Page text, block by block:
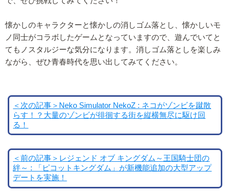
懐かしのキャラクターと懐かしの消しゴム落とし、懐かしいモ
ノ同士がコラボしたゲームとなっていますので、遊んでいてと
てもノスタルジーな気分になります。消しゴム落としを楽しみ
ながら、ぜひ青春時代を思い出してみてください。
＜次の記事＞Neko Simulator NekoZ : ネコがゾンビを蹴散
らす！？大量のゾンビが徘徊する街を縦横無尽に駆け回
る！
＜前の記事＞レジェンド オブ キングダム～王国騎士団の
絆～ : 「ピコットキングダム」が新機能追加の大型アップ
デートを実施！